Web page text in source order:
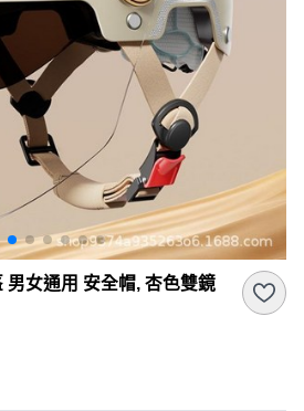
男女通用 安全帽, 杏色雙鏡